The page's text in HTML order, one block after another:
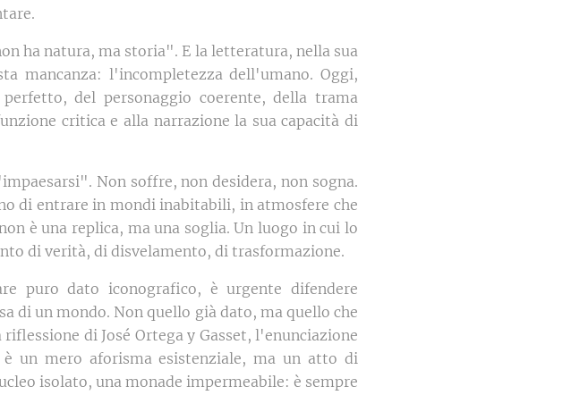
ha natura, ma storia". E la letteratura, nella sua
mancanza: l'incompletezza dell'umano. Oggi,
del personaggio coerente, della trama
critica e alla narrazione la sua capacità di
Non soffre, non desidera, non sogna.
di entrare in mondi inabitabili, in atmosfere che
è una replica, ma una soglia. Un luogo in cui lo
di verità, di disvelamento, di trasformazione.
puro dato iconografico, è urgente difendere
di un mondo. Non quello già dato, ma quello che
di José Ortega y Gasset, l'enunciazione
un mero aforisma esistenziale, ma un atto di
isolato, una monade impermeabile: è sempre